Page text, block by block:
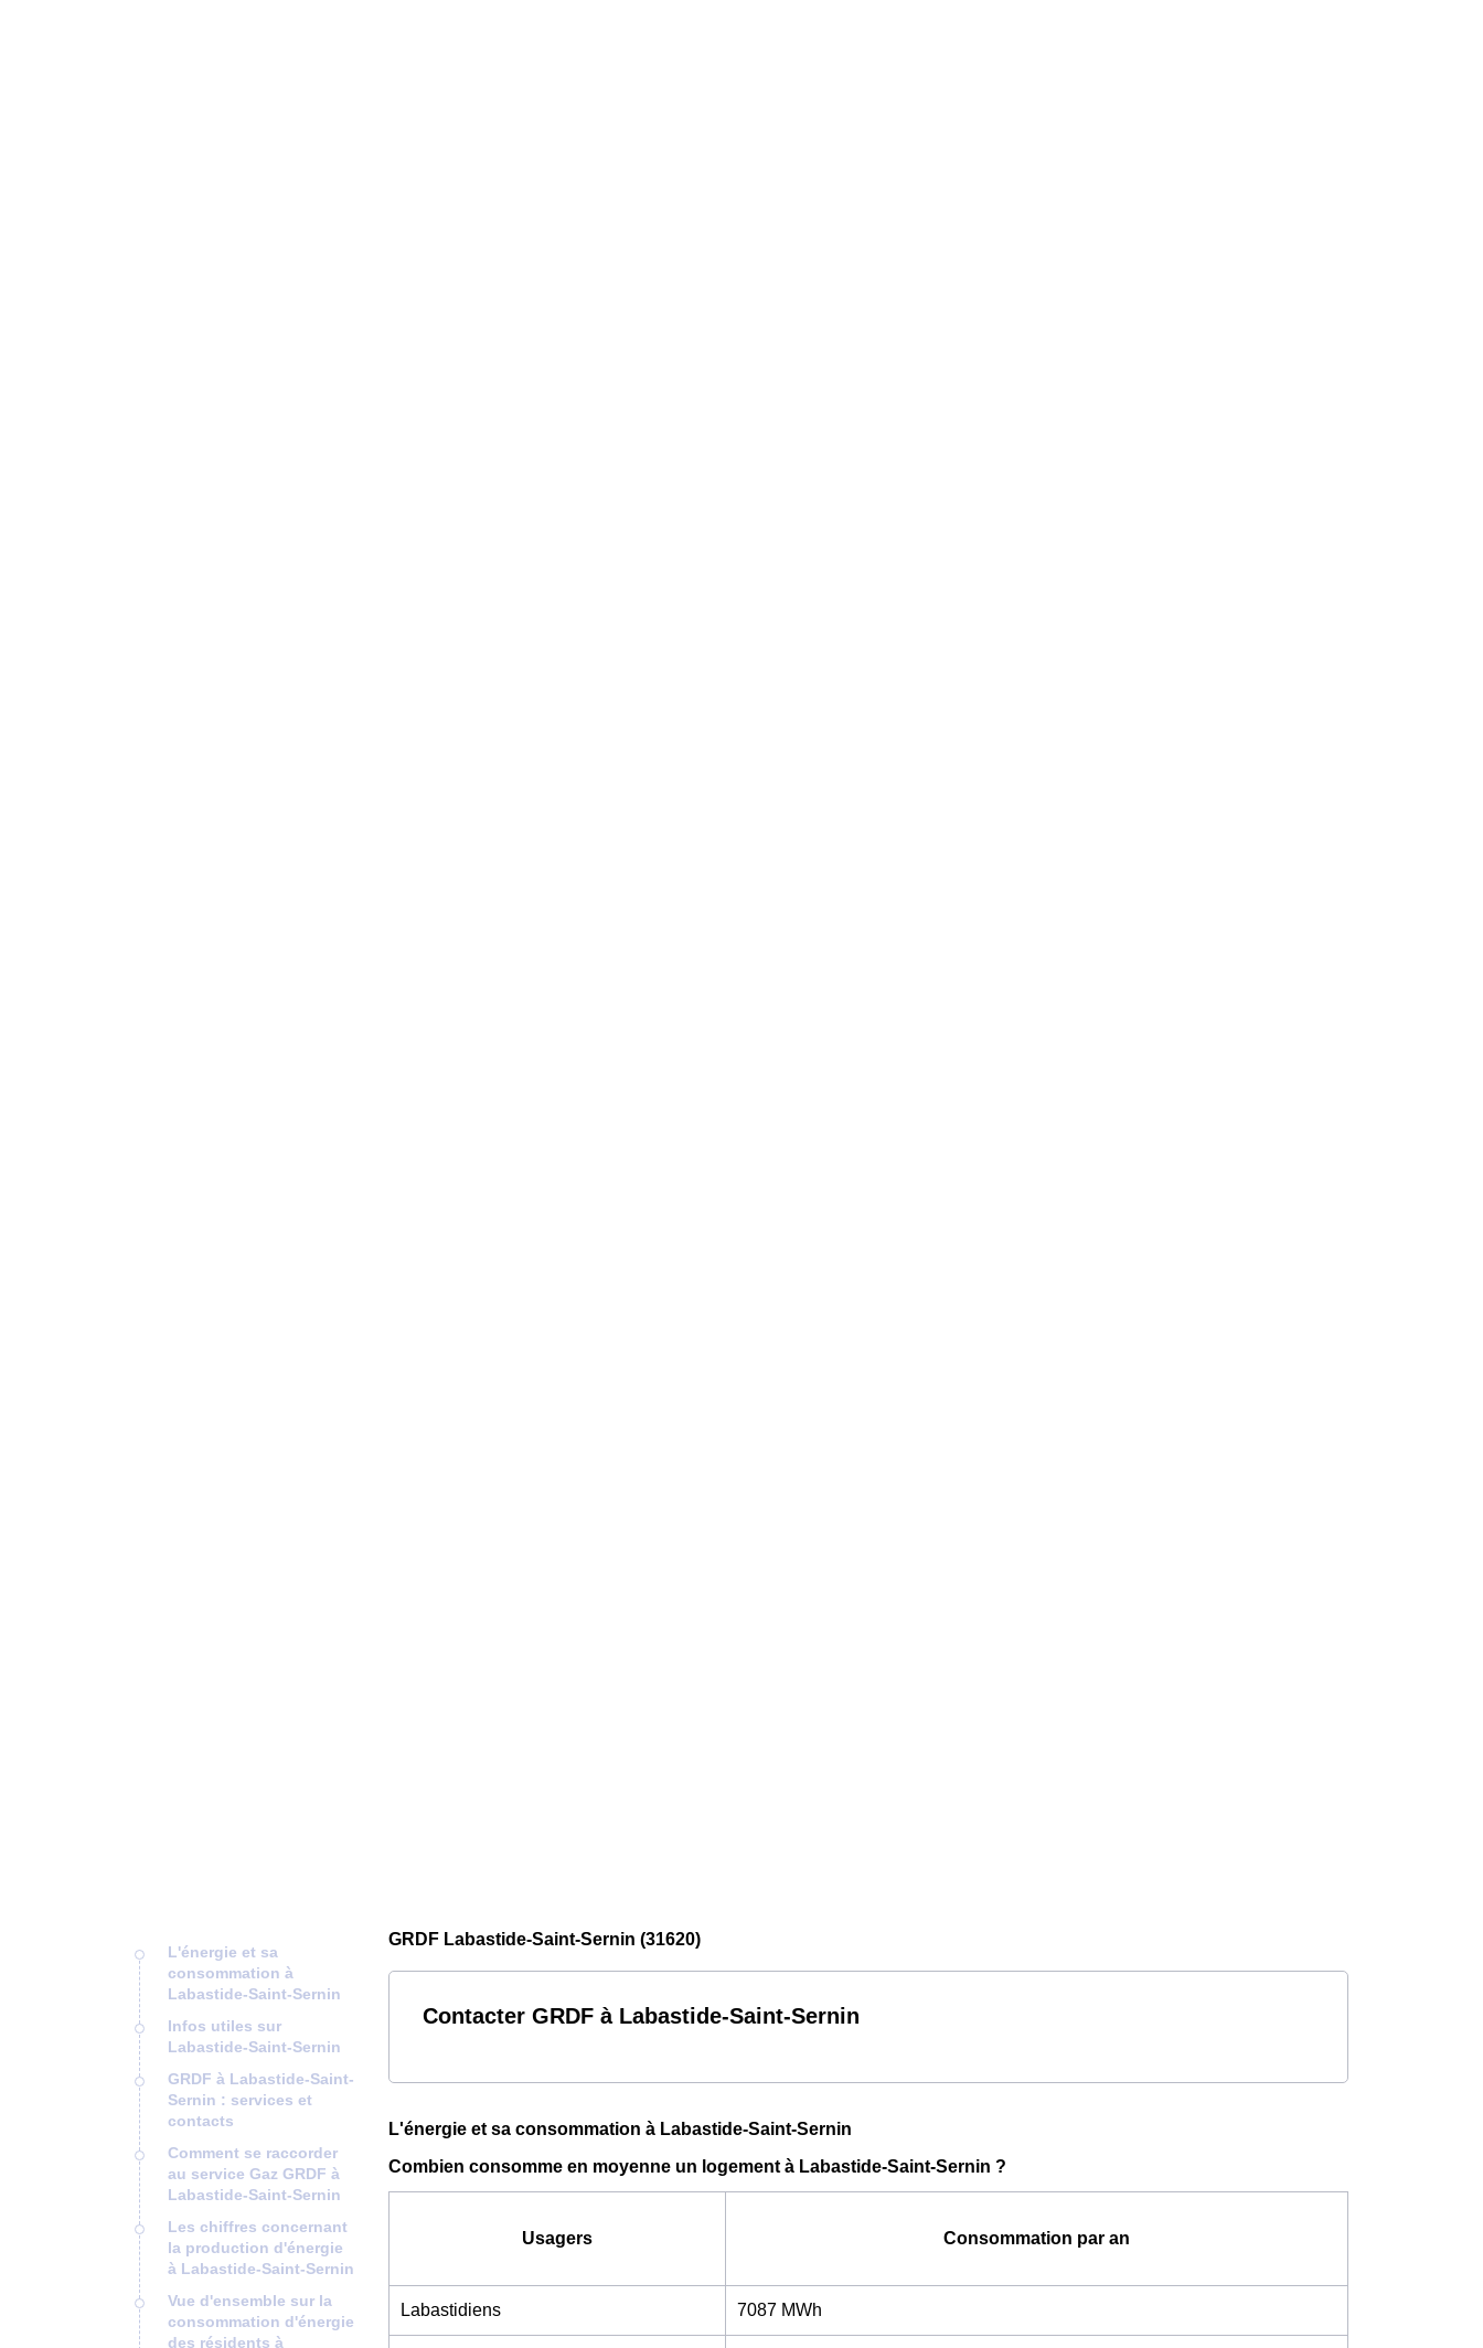
L'énergie et sa
consommation à
Labastide-Saint-Sernin
Infos utiles sur
Labastide-Saint-Sernin
GRDF à Labastide-Saint-
Sernin : services et
contacts
Comment se raccorder
au service Gaz GRDF à
Labastide-Saint-Sernin
Les chiffres concernant
la production d'énergie
à Labastide-Saint-Sernin
Vue d'ensemble sur la
consommation d'énergie
des résidents à
GRDF Labastide-Saint-Sernin (31620)
Contacter GRDF à Labastide-Saint-Sernin
L'énergie et sa consommation à Labastide-Saint-Sernin
Combien consomme en moyenne un logement à Labastide-Saint-Sernin ?
Usagers Consommation par an
Labastidiens 7087 MWh